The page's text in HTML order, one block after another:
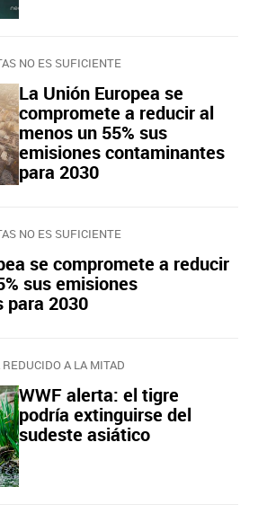
NO ES SUFICIENTE
La Unión Europea se
compromete a reducir al
menos un 55% sus
emisiones contaminantes
para 2030
NO ES SUFICIENTE
se compromete a reducir
sus emisiones
para 2030
A LA MITAD
WWF alerta: el tigre
podría extinguirse del
sudeste asiático